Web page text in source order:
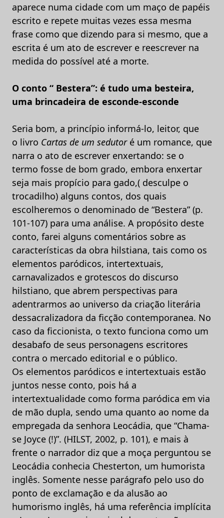
aparece numa cidade com um maço de papéis
escrito e repete muitas vezes essa mesma
frase como que dizendo para si mesmo, que a
escrita é um ato de escrever e reescrever na
medida do possível até a morte.
O conto “ Bestera”: é tudo uma besteira,
uma brincadeira de esconde-esconde
Seria bom, a princípio informá-lo, leitor, que
o livro Cartas de um sedutoré um romance, que
narra o ato de escrever enxertando: se o
termo fosse de bom grado, embora enxertar
seja mais propício para gado,( desculpe o
trocadilho) alguns contos, dos quais
escolheremos o denominado de “Bestera” (p.
101-107) para uma análise. A propósito deste
conto, farei alguns comentários sobre as
características da obra hilstiana, tais como os
elementos paródicos, intertextuais,
carnavalizados e grotescos do discurso
hilstiano, que abrem perspectivas para
adentrarmos ao universo da criação literária
dessacralizadora da ficção contemporanea. No
caso da ficcionista, o texto funciona como um
desabafo de seus personagens escritores
contra o mercado editorial e o público.
Os elementos paródicos e intertextuais estão
juntos nesse conto, pois há a
intertextualidade como forma paródica em via
de mão dupla, sendo uma quanto ao nome da
empregada da senhora Leocádia, que “Chama-
se Joyce (!)”. (HILST, 2002, p. 101), e mais à
frente o narrador diz que a moça perguntou se
Leocádia conhecia Chesterton, um humorista
inglês. Somente nesse parágrafo pelo uso do
ponto de exclamação e da alusão ao
humorismo inglês, há uma referência implícita